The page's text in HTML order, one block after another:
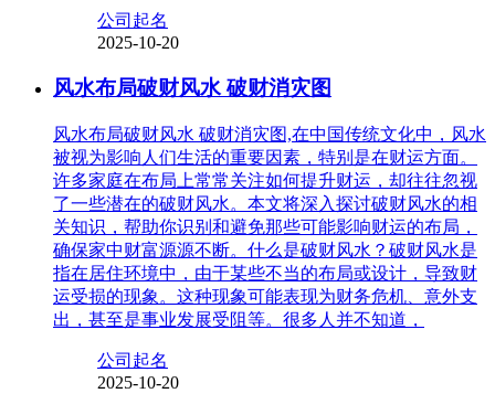
公司起名
2025-10-20
风水布局破财风水 破财消灾图
风水布局破财风水 破财消灾图,在中国传统文化中，风水
被视为影响人们生活的重要因素，特别是在财运方面。
许多家庭在布局上常常关注如何提升财运，却往往忽视
了一些潜在的破财风水。本文将深入探讨破财风水的相
关知识，帮助你识别和避免那些可能影响财运的布局，
确保家中财富源源不断。什么是破财风水？破财风水是
指在居住环境中，由于某些不当的布局或设计，导致财
运受损的现象。这种现象可能表现为财务危机、意外支
出，甚至是事业发展受阻等。很多人并不知道，
公司起名
2025-10-20